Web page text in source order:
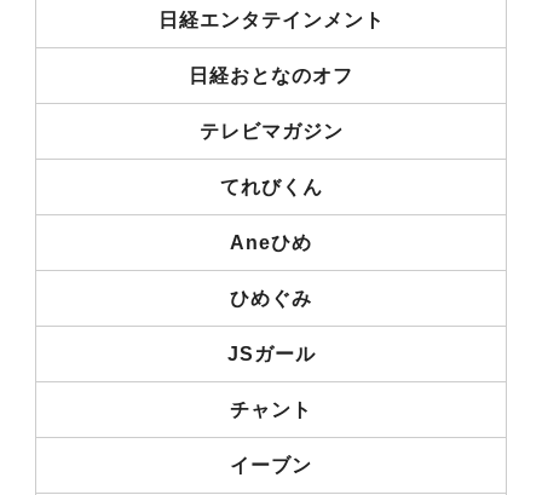
日経エンタテインメント
日経おとなのオフ
テレビマガジン
てれびくん
Aneひめ
ひめぐみ
JSガール
チャント
イーブン